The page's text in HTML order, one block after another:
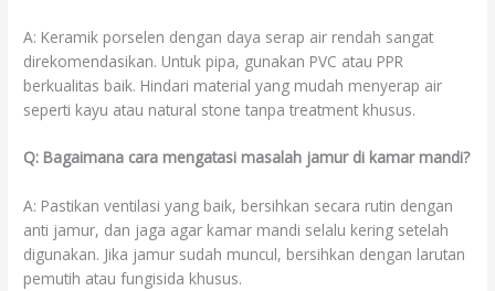
A: Keramik porselen dengan daya serap air rendah sangat
direkomendasikan. Untuk pipa, gunakan PVC atau PPR
berkualitas baik. Hindari material yang mudah menyerap air
seperti kayu atau natural stone tanpa treatment khusus.
Q: Bagaimana cara mengatasi masalah jamur di kamar mandi?
A: Pastikan ventilasi yang baik, bersihkan secara rutin dengan
anti jamur, dan jaga agar kamar mandi selalu kering setelah
digunakan. Jika jamur sudah muncul, bersihkan dengan larutan
pemutih atau fungisida khusus.